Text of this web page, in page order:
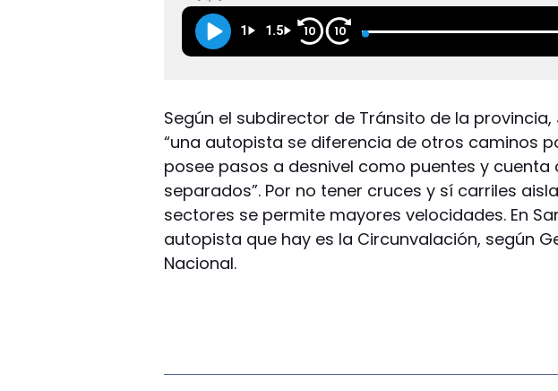
1 1.5 10 10
Según el subdirector de Tránsito de la provincia,
“una autopista se diferencia de otros caminos
posee pasos a desnivel como puentes y cuenta
separados”. Por no tener cruces y sí carriles
sectores se permite mayores velocidades. En
autopista que hay es la Circunvalación, según
Nacional.